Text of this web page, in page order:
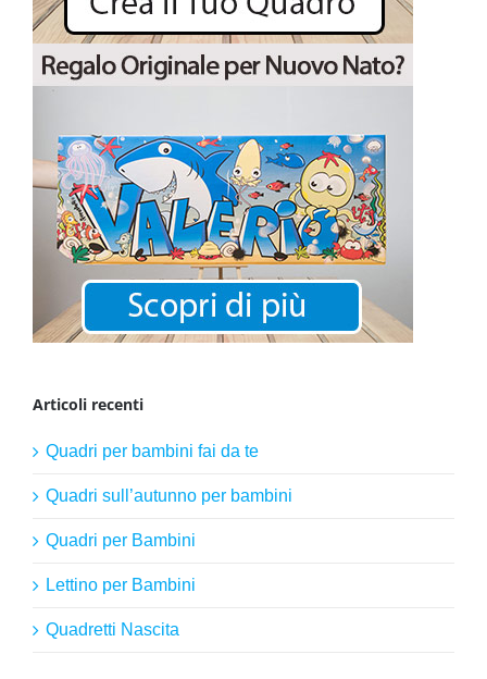
Articoli recenti
Quadri per bambini fai da te
Quadri sull’autunno per bambini
Quadri per Bambini
Lettino per Bambini
Quadretti Nascita